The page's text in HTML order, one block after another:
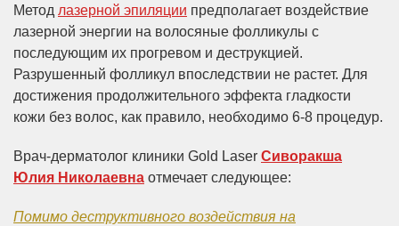
Метод лазерной эпиляции предполагает воздействие
лазерной энергии на волосяные фолликулы с
последующим их прогревом и деструкцией.
Разрушенный фолликул впоследствии не растет. Для
достижения продолжительного эффекта гладкости
кожи без волос, как правило, необходимо 6-8 процедур.
Врач-дерматолог клиники Gold Laser Сиворакша
Юлия Николаевна отмечает следующее:
Помимо деструктивного воздействия на